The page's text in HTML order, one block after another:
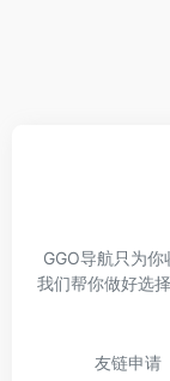
GGO导航只为
我们帮你做好选
友链申请